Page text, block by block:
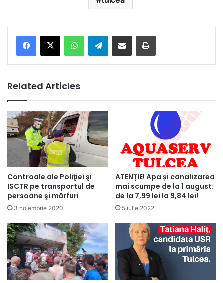
Telegram
Related Articles
Controale ale Poliţiei şi
ISCTR pe transportul de
persoane şi mărfuri
3 noiembrie 2020
ATENȚIE! Apa și canalizarea
mai scumpe de la 1 august:
de la 7,99 lei la 9,84 lei!
5 iulie 2022